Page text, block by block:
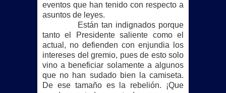
eventos que han tenido con respecto a
asuntos de leyes.
Están tan indignados porque
tanto el Presidente saliente como el
actual, no defienden con enjundia los
intereses del gremio, pues de esto solo
vino a beneficiar solamente a algunos
que no han sudado bien la camiseta.
De ese tamaño es la rebelión. ¡Que